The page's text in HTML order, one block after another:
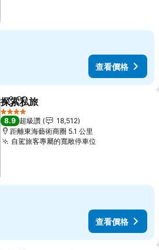
查看價格
分享 加入我的最愛
探索私旅
4 星級
8.9 超級讚
18,512
距離東海藝術商圈 5.1 公里
自駕旅客專屬的寬敞停車位查看價格
查看價格